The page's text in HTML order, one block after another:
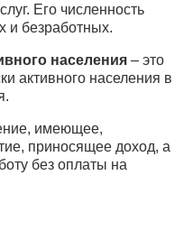
Его численность
и безработных.
населения – это
активного населения в
имеющее,
приносящее доход, а
без оплаты на